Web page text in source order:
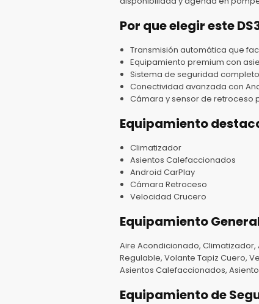
Por que elegir este
Transmisión automática que
Equipamiento premium con
Sistema de seguridad
Conectividad avanzada con
Cámara y sensor de retroceso
Equipamiento
Climatizador
Asientos Calefaccionados
Android CarPlay
Cámara Retroceso
Velocidad Crucero
Equipamiento
Aire Acondicionado, Climatizador,
Regulable, Volante Tapiz Cuero,
Asientos Calefaccionados,
Equipamiento de